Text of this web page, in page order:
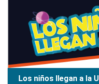
Los niños llegan a la U